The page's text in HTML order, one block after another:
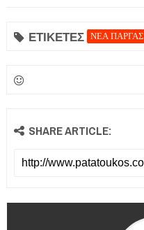
ΕΤΙΚΕΤΕΣ ΝΕΑ ΠΑΡΓΑΣ
SHARE ARTICLE: